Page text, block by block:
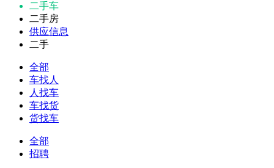
二手车
二手房
供应信息
二手
全部
车找人
人找车
车找货
货找车
全部
招聘